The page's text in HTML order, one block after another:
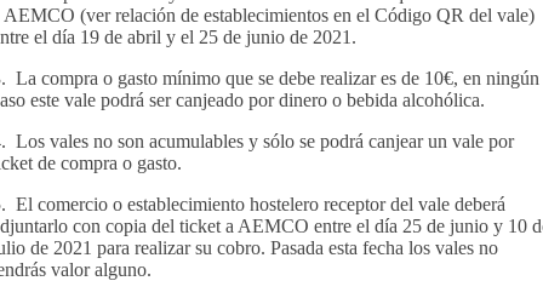
AEMCO (ver relación de establecimientos en el Código QR del vale)
el día 19 de abril y el 25 de junio de 2021.
La compra o gasto mínimo que se debe realizar es de 10€, en ningún
este vale podrá ser canjeado por dinero o bebida alcohólica.
Los vales no son acumulables y sólo se podrá canjear un vale por
de compra o gasto.
El comercio o establecimiento hostelero receptor del vale deberá
con copia del ticket a AEMCO entre el día 25 de junio y 10
de 2021 para realizar su cobro. Pasada esta fecha los vales no
valor alguno.